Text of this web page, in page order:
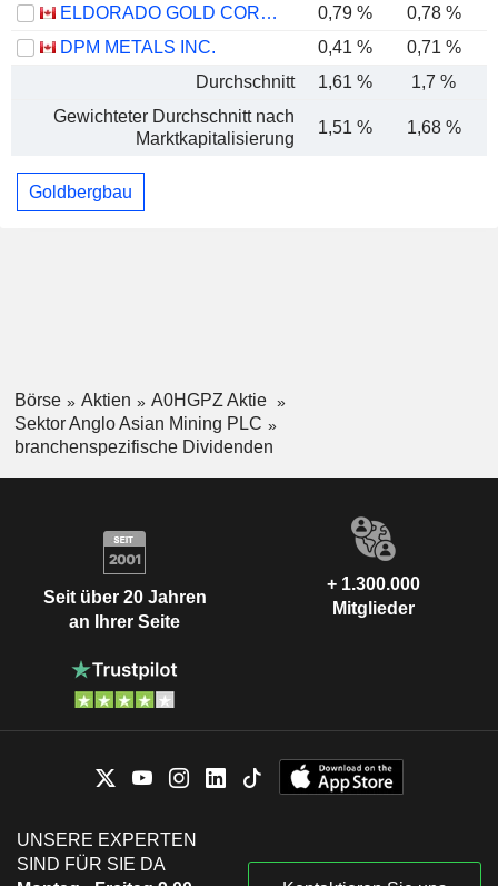
ELDORADO GOLD CORPORATION
0,79 % 0,78 %
DPM METALS INC.
0,41 %
0,71 %
Durchschnitt
1,61 % 1,7 %
Gewichteter Durchschnitt nach
Marktkapitalisierung
1,51 % 1,68 %
Goldbergbau
Börse Aktien
A0HGPZ Aktie
Sektor Anglo Asian Mining PLC
branchenspezifische Dividenden
Seit über 20 Jahren
an Ihrer Seite
+ 1.300.000
Mitglieder
UNSERE EXPERTEN
SIND FÜR SIE DA